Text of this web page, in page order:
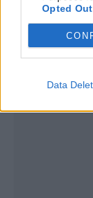
Opted Out
Data
Últimas notícias